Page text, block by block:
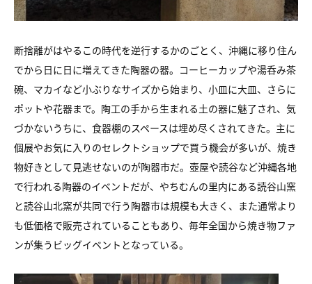
断捨離がはやるこの時代を逆行するかのごとく、沖縄に移り住ん
でから日に日に増えてきた陶器の器。コーヒーカップや湯呑み茶
碗、マカイなど小ぶりなサイズから始まり、小皿に大皿、さらに
ポットや花器まで。陶工の手から生まれる土の器に魅了され、気
づかないうちに、食器棚のスペースは埋め尽くされてきた。主に
個展やお気に入りのセレクトショップで買う機会が多いが、焼き
物好きとして見逃せないのが陶器市だ。壺屋や読谷など沖縄各地
で行われる陶器のイベントだが、やちむんの里内にある読谷山窯
と読谷山北窯が共同で行う陶器市は規模も大きく、また通常より
も低価格で販売されていることもあり、毎年全国から焼き物ファ
ンが集うビッグイベントとなっている。